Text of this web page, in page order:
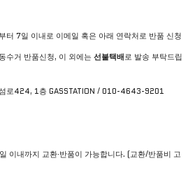
터 7일 이내로 이메일 혹은 아래 연락처로 반품 신청
수거 반품신청, 이 외에는선불택배로 발송 부탁드립
로424, 1층 GASSTATION / 010-4643-9201
이내까지 교환∙반품이 가능합니다. (교환/반품비 고